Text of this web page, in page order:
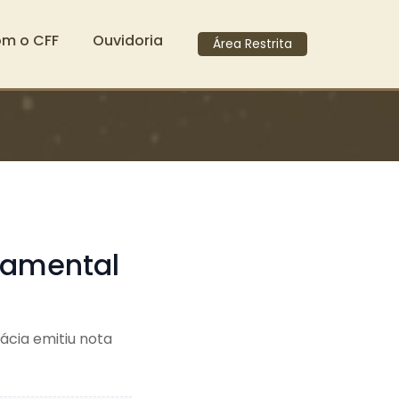
o CFF Ouvidoria Área Restrita
emitiu nota